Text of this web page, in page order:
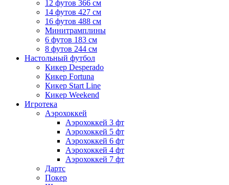
12 футов 366 см
14 футов 427 см
16 футов 488 см
Минитрамплины
6 футов 183 см
8 футов 244 см
Настольный футбол
Кикер Desperado
Кикер Fortuna
Кикер Start Line
Кикер Weekend
Игротека
Аэрохоккей
Аэрохоккей 3 фт
Аэрохоккей 5 фт
Аэрохоккей 6 фт
Аэрохоккей 4 фт
Аэрохоккей 7 фт
Дартс
Покер